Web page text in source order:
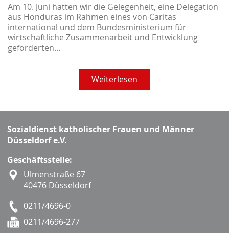
Am 10. Juni hatten wir die Gelegenheit, eine Delegation
aus Honduras im Rahmen eines von Caritas
international und dem Bundesministerium für
wirtschaftliche Zusammenarbeit und Entwicklung
geförderten...
Weiterlesen
Sozialdienst katholischer Frauen und Männer
Düsseldorf e.V.
Geschäftsstelle:
Ulmenstraße 67
40476 Düsseldorf
0211/4696-0
0211/4696-277